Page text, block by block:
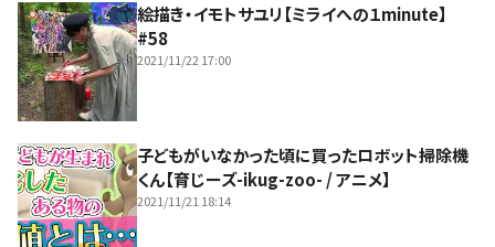
絵描き・イモトサユリ【ミライへの１minute】
#58
2021/11/22 17:00
子どもがいなかった頃に買ったロボット掃除機
くん【育じーズ-ikug-zoo- / アニメ】
2021/11/21 18:14